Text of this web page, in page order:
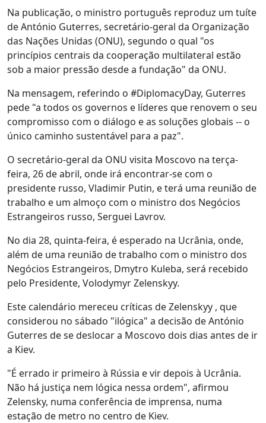
Na publicação, o ministro português reproduz um tuíte
de António Guterres, secretário-geral da Organização
das Nações Unidas (ONU), segundo o qual "os
princípios centrais da cooperação multilateral estão
sob a maior pressão desde a fundação" da ONU.
Na mensagem, referindo o #DiplomacyDay, Guterres
pede "a todos os governos e líderes que renovem o seu
compromisso com o diálogo e as soluções globais -- o
único caminho sustentável para a paz".
O secretário-geral da ONU visita Moscovo na terça-
feira, 26 de abril, onde irá encontrar-se com o
presidente russo, Vladimir Putin, e terá uma reunião de
trabalho e um almoço com o ministro dos Negócios
Estrangeiros russo, Serguei Lavrov.
No dia 28, quinta-feira, é esperado na Ucrânia, onde,
além de uma reunião de trabalho com o ministro dos
Negócios Estrangeiros, Dmytro Kuleba, será recebido
pelo Presidente, Volodymyr Zelenskyy.
Este calendário mereceu críticas de Zelenskyy , que
considerou no sábado "ilógica" a decisão de António
Guterres de se deslocar a Moscovo dois dias antes de ir
a Kiev.
"É errado ir primeiro à Rússia e vir depois à Ucrânia.
Não há justiça nem lógica nessa ordem", afirmou
Zelensky, numa conferência de imprensa, numa
estação de metro no centro de Kiev.